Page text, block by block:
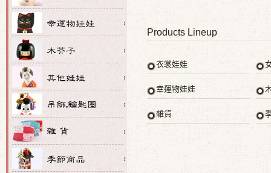
Products Lineup
衣裳娃娃
幸運物娃娃
雜貨